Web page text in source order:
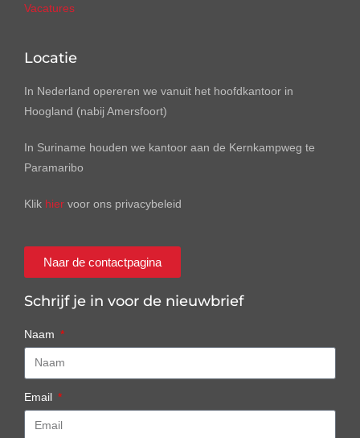
Vacatures
Locatie
In Nederland opereren we vanuit het hoofdkantoor in
Hoogland (nabij Amersfoort)
In Suriname houden we kantoor aan de Kernkampweg te
Paramaribo
Klik hier voor ons privacybeleid
Naar de contactpagina
Schrijf je in voor de nieuwbrief
Naam
Email